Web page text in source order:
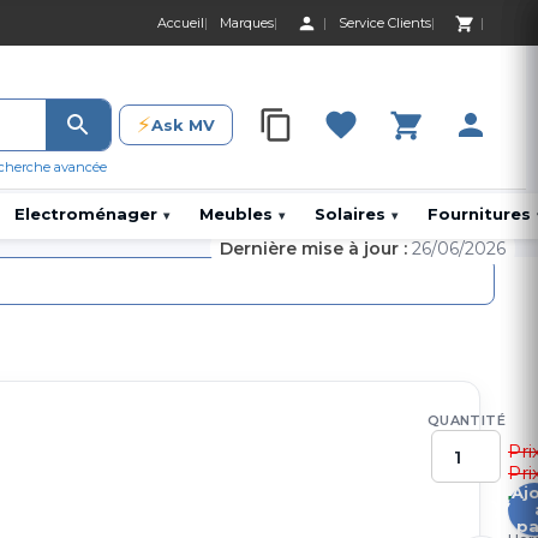
Accueil Marques Service Clients
0 Produit 0,00
avancée
⚡Ask MV 0 Produit 0,00 DH
Electroménager ▾ Meubles ▾ Solaires ▾ Fournitures
QUANTITÉ
Dernière mise à jour : 26/06/2026